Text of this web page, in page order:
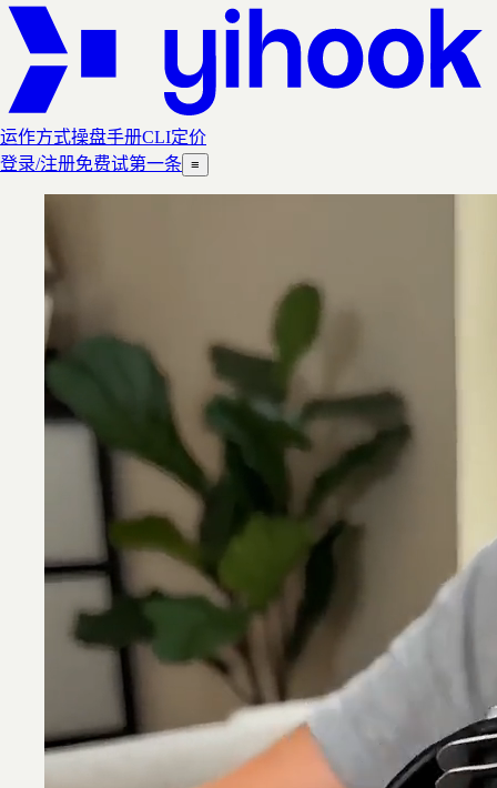
运作方式操盘手册CLI定价
登录/注册免费试第一条 ≡